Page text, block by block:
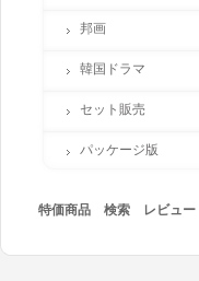
邦画
韓国ドラマ
セット販売
パッケージ版
特価商品 検索 レビュー